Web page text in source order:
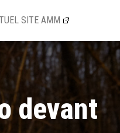
SITE AMM
devant